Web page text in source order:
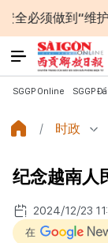
到“维护系统”与
SGGP Online SGGP
时政
纪念越南人
2024/12/23
在